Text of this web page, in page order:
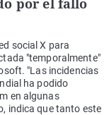
por el fallo
social X para
"temporalmente"
"Las incidencias
ha podido
en algunas
indica que tanto este